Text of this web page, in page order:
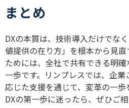
まとめ
DXの本質は、技術導入だけでな
値提供の在り方」を根本から見
ためには、全社で共有できる明
一歩です。リンプレスでは、企
応じた支援を通じて、変革の一歩
DXの第一歩に迷ったら、ぜひご相